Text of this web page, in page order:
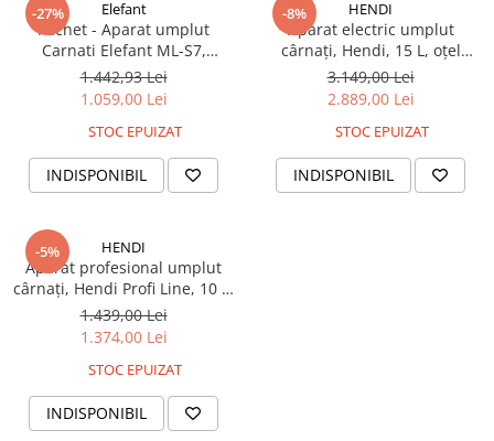
-27% Elefant
Pachet - Aparat umplut
Carnati Elefant ML-S7,
Mecanic, Inox Integral, 7 Kg 6
Palnii + Masina de tocat carne
electrica BÖHM MG6050R, 1,7
Kg/min, 500-1600 W
1.442,93 Lei
1.059,00 Lei
STOC EPUIZAT
INDISPONIBIL
-8% HENDI
Aparat electric umplut
cârnați, Hendi, 15 L, oțel
inoxidabil, 230V/60W, 4 pâlnii
incluse
3.149,00 Lei
2.889,00 Lei
STOC EPUIZAT
INDISPONIBIL
-5% HENDI
Aparat profesional umplut
cârnați, Hendi Profi Line, 10 L,
oțel inoxidabil, 2 viteze, ușor
de curățat
1.439,00 Lei
1.374,00 Lei
STOC EPUIZAT
INDISPONIBIL